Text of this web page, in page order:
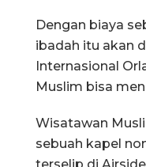
Dengan biaya
ibadah itu akan
Internasional
Muslim bisa
Wisatawan
sebuah kapel